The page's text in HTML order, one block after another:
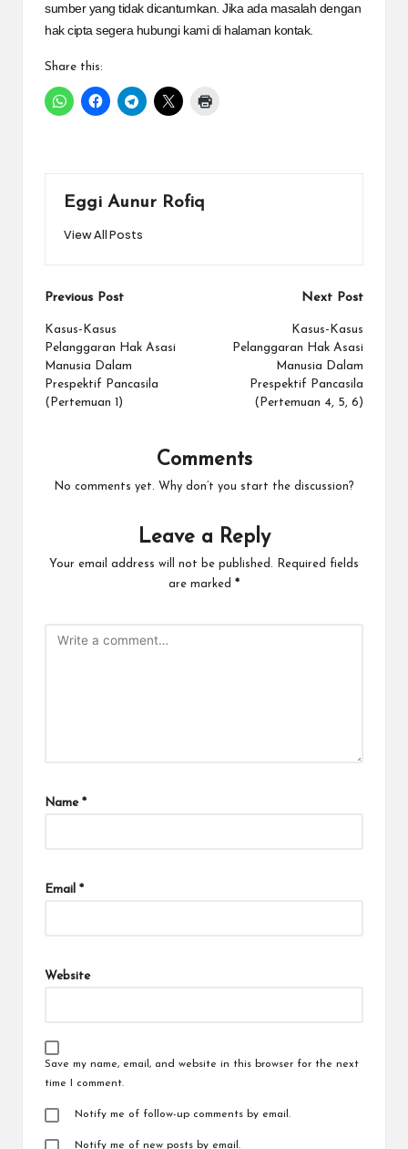
sumber yang tidak dicantumkan. Jika ada masalah dengan
hak cipta segera hubungi kami di halaman kontak.
Share this:
Eggi Aunur Rofiq
View All Posts
Post
navigation
Previous Post
Kasus-Kasus
Pelanggaran Hak Asasi
Manusia Dalam
Prespektif Pancasila
(Pertemuan 1)
Next Post
Kasus-Kasus
Pelanggaran Hak Asasi
Manusia Dalam
Prespektif Pancasila
(Pertemuan 4, 5, 6)
Comments
No comments yet. Why don’t you start the discussion?
Leave a Reply
Your email address will not be published.
Required fields
are marked *
Name *
Email *
Website
Save my name, email, and website in this browser for the next
time I comment.
Notify me of follow-up comments by email.
Notify me of new posts by email.